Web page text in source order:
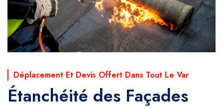
Déplacement Et Devis Offert Dans Tout Le Var
Étanchéité des Façades